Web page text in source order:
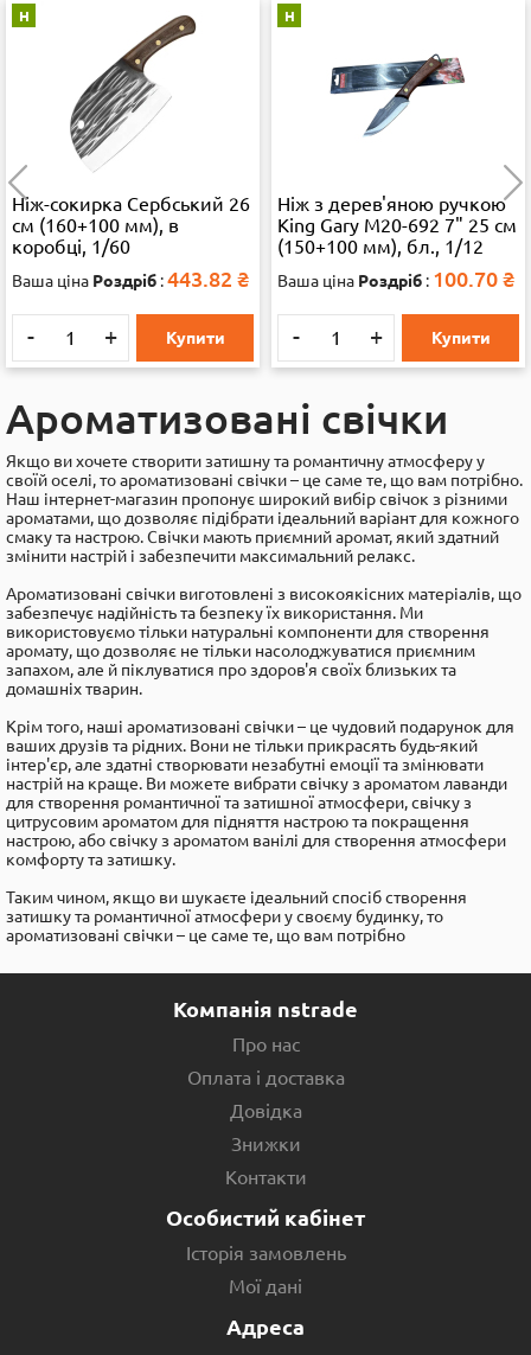
Н
Ніж-сокирка Сербський 26
см (160+100 мм), в
коробці, 1/60
Ваша ціна Роздріб :443.82 ₴
- + Купити
Н
Ніж з дерев'яною ручкою
King Gary M20-692 7" 25 см
(150+100 мм), бл., 1/12
Ваша ціна Роздріб : 100.70 ₴
- + Купити
Ароматизовані свічки
Якщо ви хочете створити затишну та романтичну атмосферу у
своїй оселі, то ароматизовані свічки – це саме те, що вам потрібно.
Наш інтернет-магазин пропонує широкий вибір свічок з різними
ароматами, що дозволяє підібрати ідеальний варіант для кожного
смаку та настрою. Свічки мають приємний аромат, який здатний
змінити настрій і забезпечити максимальний релакс.
Ароматизовані свічки виготовлені з високоякісних матеріалів, що
забезпечує надійність та безпеку їх використання. Ми
використовуємо тільки натуральні компоненти для створення
аромату, що дозволяє не тільки насолоджуватися приємним
запахом, але й піклуватися про здоров'я своїх близьких та
домашніх тварин.
Крім того, наші ароматизовані свічки – це чудовий подарунок для
ваших друзів та рідних. Вони не тільки прикрасять будь-який
інтер'єр, але здатні створювати незабутні емоції та змінювати
настрій на краще. Ви можете вибрати свічку з ароматом лаванди
для створення романтичної та затишної атмосфери, свічку з
цитрусовим ароматом для підняття настрою та покращення
настрою, або свічку з ароматом ванілі для створення атмосфери
комфорту та затишку.
Таким чином, якщо ви шукаєте ідеальний спосіб створення
затишку та романтичної атмосфери у своєму будинку, то
ароматизовані свічки – це саме те, що вам потрібно
Компанія nstrade
Про нас
Оплата і доставка
Довідка
Знижки
Контакти
Особистий кабінет
Історія замовлень
Мої дані
Адреса